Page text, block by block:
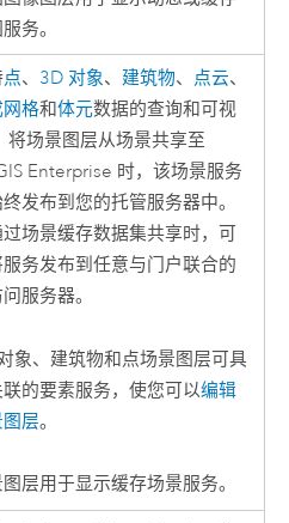
务。
点、 3D 对象、建筑物、 点云、
格和体元数据的查询和可视
将场景图层从场景共享至
Enterprise 时，该场景服务
发布到您的托管服务器中。
场景缓存数据集共享时，可
服务发布到任意与门户联合的
服务器。
象、建筑物和点场景图层可具
的要素服务，使您可以编辑
层。
层用于显示缓存场景服务。